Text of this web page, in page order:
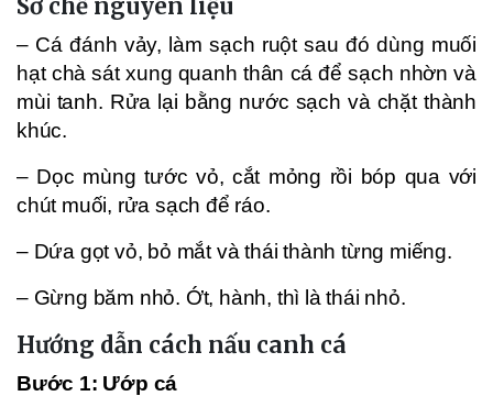
Sơ chế nguyên liệu
– Cá đánh vảy, làm sạch ruột sau đó dùng muối
hạt chà sát xung quanh thân cá để sạch nhờn và
mùi tanh. Rửa lại bằng nước sạch và chặt thành
khúc.
– Dọc mùng tước vỏ, cắt mỏng rồi bóp qua với
chút muối, rửa sạch để ráo.
– Dứa gọt vỏ, bỏ mắt và thái thành từng miếng.
– Gừng băm nhỏ. Ớt, hành, thì là thái nhỏ.
Hướng dẫn cách nấu canh cá
Bước 1: Ướp cá